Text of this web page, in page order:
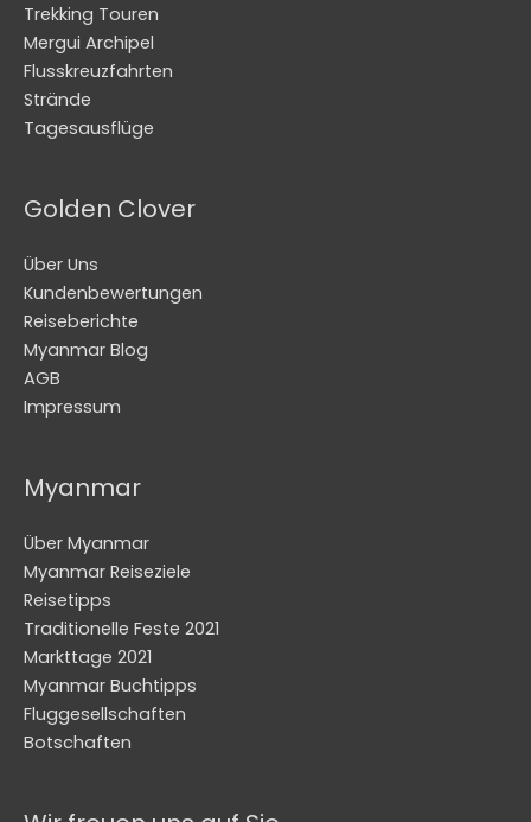
Trekking Touren
Mergui Archipel
Flusskreuzfahrten
Strände
Tagesausflüge
Golden Clover
Über Uns
Kundenbewertungen
Reiseberichte
Myanmar Blog
AGB
Impressum
Myanmar
Über Myanmar
Myanmar Reiseziele
Reisetipps
Traditionelle Feste 2021
Markttage 2021
Myanmar Buchtipps
Fluggesellschaften
Botschaften